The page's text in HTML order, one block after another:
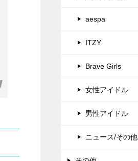
aespa
ITZY
Brave Girls
女性アイドル
男性アイドル
ニュース/その他